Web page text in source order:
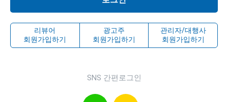
리뷰어
회원가입하기
광고주
회원가입하기
관리자/대행사
회원가입하기
SNS 간편로그인